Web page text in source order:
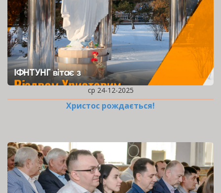
ср 24-12-2025
Христос рождається!